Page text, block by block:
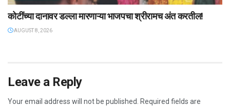
कोटींच्या दानावर डल्ला मारणाऱ्या भाजपचा श्रीरामच अंत करतील!
AUGUST 8, 2026
Leave a Reply
Your email address will not be published.
Required fields are